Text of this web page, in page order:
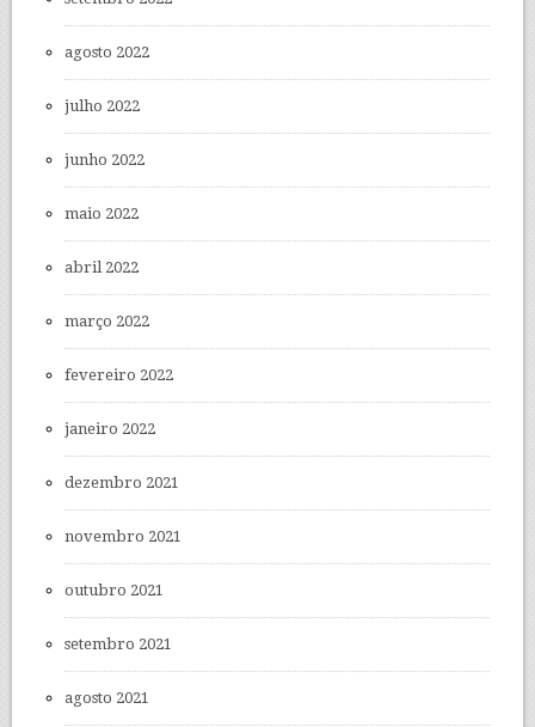
agosto 2022
julho 2022
junho 2022
maio 2022
abril 2022
março 2022
fevereiro 2022
janeiro 2022
dezembro 2021
novembro 2021
outubro 2021
setembro 2021
agosto 2021